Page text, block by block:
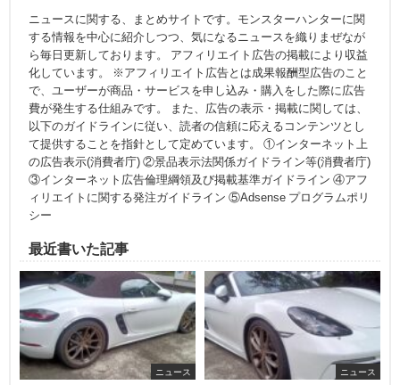
ニュースに関する、まとめサイトです。モンスターハンターに関
する情報を中心に紹介しつつ、気になるニュースを織りまぜなが
ら毎日更新しております。 アフィリエイト広告の掲載により収益
化しています。 ※アフィリエイト広告とは成果報酬型広告のこと
で、ユーザーが商品・サービスを申し込み・購入をした際に広告
費が発生する仕組みです。 また、広告の表示・掲載に関しては、
以下のガイドラインに従い、読者の信頼に応えるコンテンツとし
て提供することを指針として定めています。 ①インターネット上
の広告表示(消費者庁) ②景品表示法関係ガイドライン等(消費者庁)
③インターネット広告倫理綱領及び掲載基準ガイドライン ④アフ
ィリエイトに関する発注ガイドライン ⑤Adsense プログラムポリ
シー
最近書いた記事
ニュース ニュース